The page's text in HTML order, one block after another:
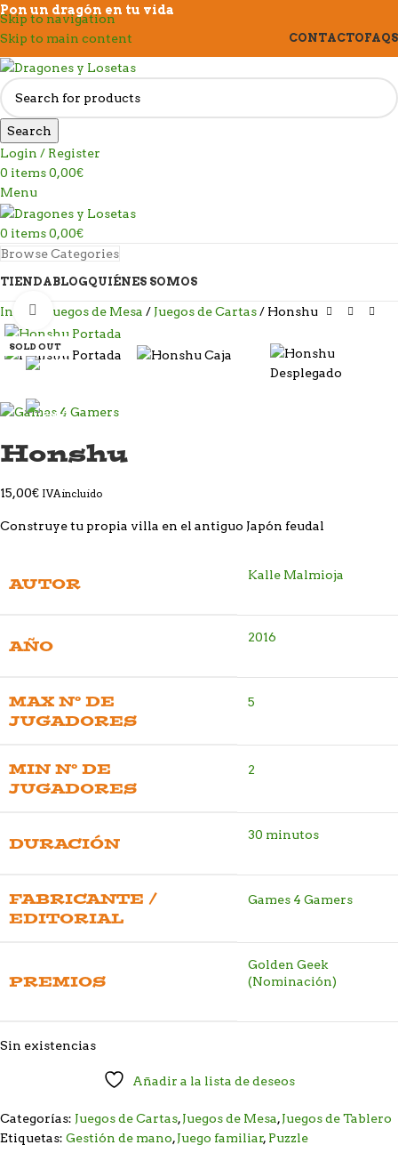
Skip to navigation
Skip to main content
Pon un dragón en tu vida
CONTACTOFAQS
Search
Login / Register
0 items0,00€
Menu
0 items0,00€
Browse Categories
TIENDABLOGQUIÉNES SOMOS
Inicio Juegos de Mesa Juegos de Cartas Honshu
SOLD OUT
Click to enlarge
Honshu
15,00€ IVA incluido
Construye tu propia villa en el antiguo Japón feudal
AUTOR Kalle Malmioja
AÑO 2016
MAX Nº DE
JUGADORES
5
MIN Nº DE
JUGADORES
2
DURACIÓN 30 minutos
FABRICANTE /
EDITORIAL
Games 4 Gamers
PREMIOS
Golden Geek
(Nominación)
Sin existencias
Añadir a la lista de deseos
Categorías: Juegos de Cartas,Juegos de Mesa,Juegos de Tablero
Etiquetas: Gestión de mano,Juego familiar, Puzzle